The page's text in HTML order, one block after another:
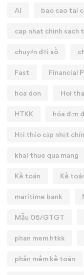
AI bao cao tai
cap nhat chinh sach
chuyển đổi số
Fast Financial
hoa don Hoi
HTKK hóa đơn
Hội thảo cập nhật
khai thue qua mang
Kế toán Kế
maritime bank
Mẫu 06/GTGT
phan mem htkk
phần mềm kế toán